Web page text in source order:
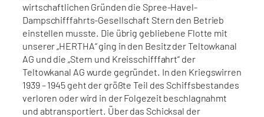
wirtschaftlichen Gründen die Spree-Havel-
Dampschifffahrts-Gesellschaft Stern den Betrieb
einstellen musste. Die übrig gebliebene Flotte mit
unserer „HERTHA“ ging in den Besitz der Teltowkanal
AG und die „Stern und Kreisschifffahrt“ der
Teltowkanal AG wurde gegründet. In den Kriegswirren
1939 – 1945 geht der größte Teil des Schiffsbestandes
verloren oder wird in der Folgezeit beschlagnahmt
und abtransportiert. Über das Schicksal der